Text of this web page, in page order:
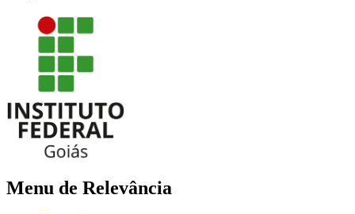
Menu de Relevância